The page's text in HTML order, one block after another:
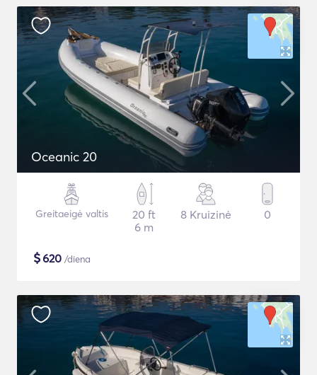
Oceanic 20
Greitaeigė valtis
20 ft
6 m
8 Kruizinė 0
$620 /diena